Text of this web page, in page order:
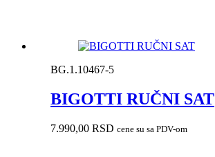
BG.1.10467-5
BIGOTTI RUČNI SAT
7.990,00 RSD cene su sa PDV-om